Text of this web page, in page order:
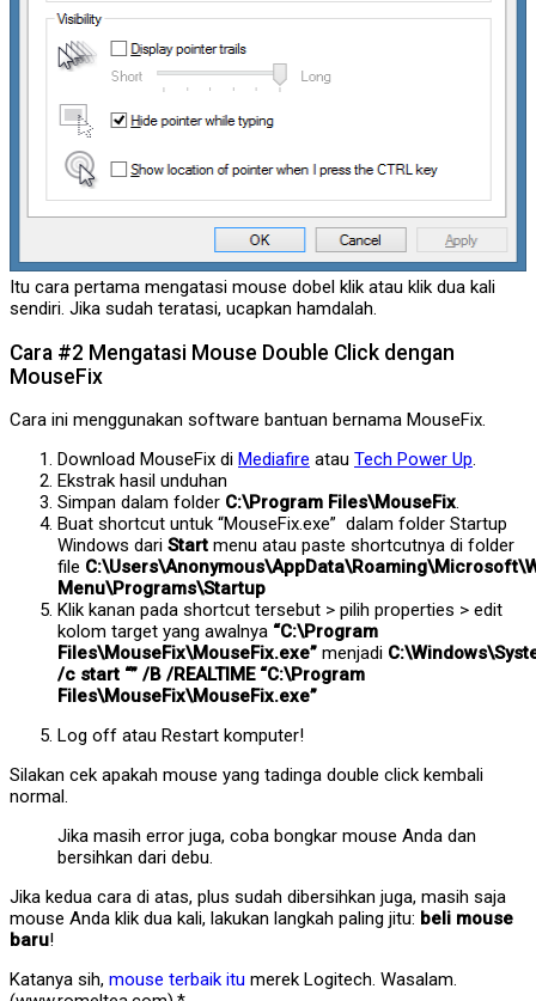
Itu cara pertama mengatasi mouse dobel klik atau klik dua kali
sendiri. Jika sudah teratasi, ucapkan hamdalah.
Cara #2 Mengatasi Mouse Double Click dengan
MouseFix
Cara ini menggunakan software bantuan bernama MouseFix.
Download MouseFix di Mediafire atau Tech Power Up.
Ekstrak hasil unduhan
Simpan dalam folder C:\Program Files\MouseFix.
Buat shortcut untuk “MouseFix.exe” dalam folder Startup
Windows dari Start menu atau paste shortcutnya di folder
file
Menu\Programs\Startup
Klik kanan pada shortcut tersebut > pilih properties > edit
kolom target yang awalnya “C:\Program
Files\MouseFix\MouseFix.exe” menjadi
/c start “” /B /REALTIME “C:\Program
Files\MouseFix\MouseFix.exe”
Log off atau Restart komputer!
Silakan cek apakah mouse yang tadinga double click kembali
normal.
Jika masih error juga, coba bongkar mouse Anda dan
bersihkan dari debu.
Jika kedua cara di atas, plus sudah dibersihkan juga, masih saja
mouse Anda klik dua kali, lakukan langkah paling jitu: beli mouse
baru!
Katanya sih, mouse terbaik itu merek Logitech. Wasalam.